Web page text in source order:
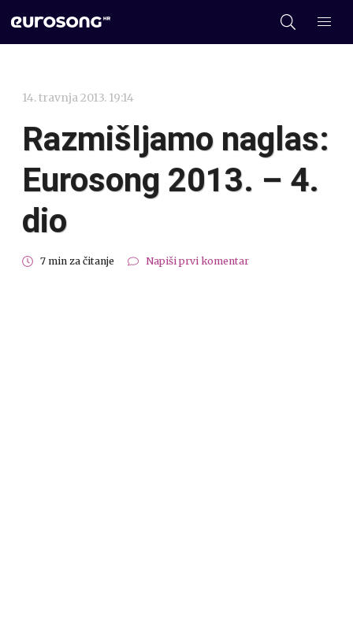
14. travnja 2013. 19:14
Razmišljamo naglas:
Eurosong 2013. – 4.
dio
7 min za čitanje Napiši prvi komentar